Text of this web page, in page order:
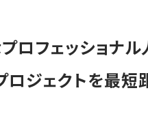
ロフェッショナル
ジェクトを最短